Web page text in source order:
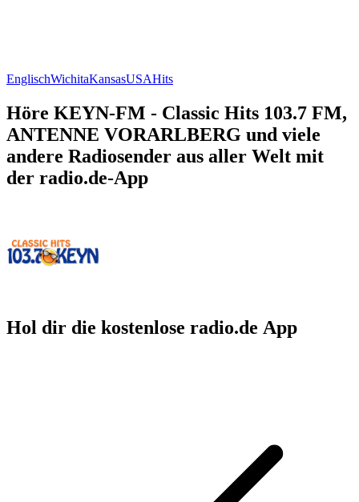
EnglischWichitaKansasUSAHits
Höre KEYN-FM - Classic Hits 103.7 FM,
ANTENNE VORARLBERG und viele
andere Radiosender aus aller Welt mit
der radio.de-App
Hol dir die kostenlose radio.de App